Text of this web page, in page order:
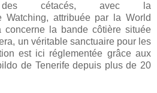
des cétacés, avec la
Watching, attribuée par la World
concerne la bande côtière située
un véritable sanctuaire pour les
est ici réglementée grâce aux
de Tenerife depuis plus de 20